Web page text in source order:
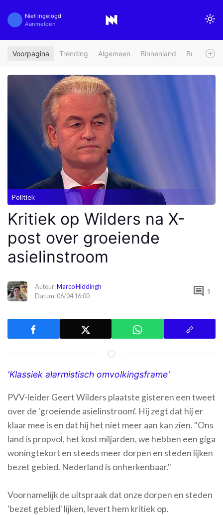
Niet ingelogd
Aanmelden
Voorpagina Trending Algemeen Binnenland Buitenland
Politiek
Kritiek op Wilders na X-
post over groeiende
asielinstroom
Auteur:Marco Hiddingh
Datum: 06/04 16:00
comment 1
'Klassiek alarmistisch omvolkingsframe'
PVV-leider Geert Wilders plaatste gisteren een tweet
over de 'groeiende asielinstroom'. Hij zegt dat hij er
klaar mee is en dat hij het niet meer aan kan zien. "Ons
land is propvol, het kost miljarden, we hebben een giga
woningtekort en steeds meer dorpen en steden lijken
bezet gebied. Nederland is onherkenbaar."
Voornamelijk de uitspraak dat onze dorpen en steden
'bezet gebied' lijken, levert hem kritiek op.